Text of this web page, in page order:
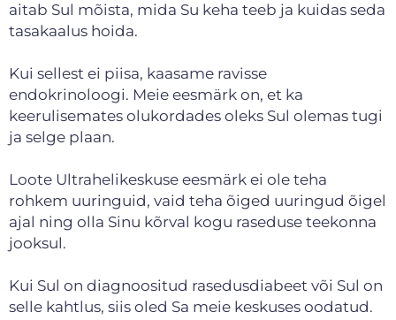
aitab Sul mõista, mida Su keha teeb ja kuidas seda
tasakaalus hoida.
Kui sellest ei piisa, kaasame ravisse
endokrinoloogi. Meie eesmärk on, et ka
keerulisemates olukordades oleks Sul olemas tugi
ja selge plaan.
Loote Ultrahelikeskuse eesmärk ei ole teha
rohkem uuringuid, vaid teha õiged uuringud õigel
ajal ning olla Sinu kõrval kogu raseduse teekonna
jooksul.
Kui Sul on diagnoositud rasedusdiabeet või Sul on
selle kahtlus, siis oled Sa meie keskuses oodatud.